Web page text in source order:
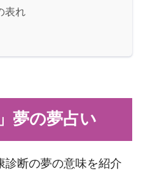
表れ
夢の夢占い
診断の夢の意味を紹介